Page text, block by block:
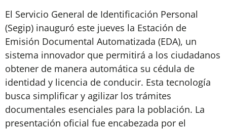
El Servicio General de Identificación Personal
(Segip) inauguró este jueves la Estación de
Emisión Documental Automatizada (EDA), un
sistema innovador que permitirá a los ciudadanos
obtener de manera automática su cédula de
identidad y licencia de conducir. Esta tecnología
busca simplificar y agilizar los trámites
documentales esenciales para la población. La
presentación oficial fue encabezada por el